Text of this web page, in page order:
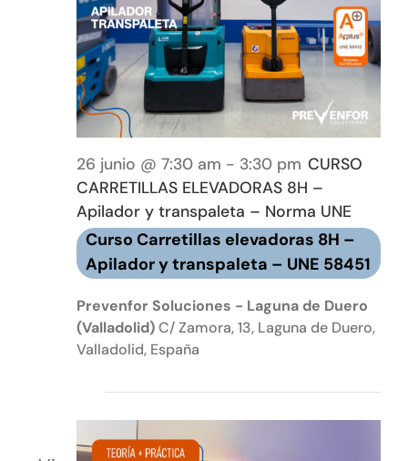
26 junio @ 7:30 am - 3:30 pm CURSO
CARRETILLAS ELEVADORAS 8H –
Apilador y transpaleta – Norma UNE
Curso Carretillas elevadoras 8H –
Apilador y transpaleta – UNE 58451
Prevenfor Soluciones - Laguna de Duero
(Valladolid)C/ Zamora, 13, Laguna de Duero,
Valladolid, España